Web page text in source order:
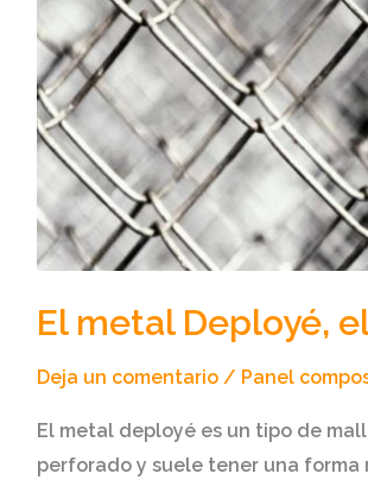
El metal Deployé,
Deja un comentario / Panel
El metal deployé es un tipo de
perforado y suele tener una forma